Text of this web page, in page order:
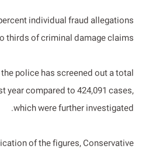
individual fraud allegations
thirds of criminal damage claims.
police has screened out a total
year compared to 424,091 cases,
which were further investigated.
of the figures, Conservative